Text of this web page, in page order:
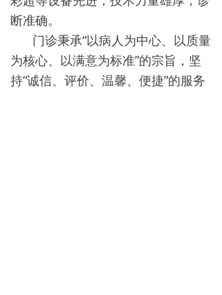
断准确。
门诊秉承“以病人为中心、以质量
为核心、以满意为标准”的宗旨，坚
持“诚信、评价、温馨、便捷”的服务